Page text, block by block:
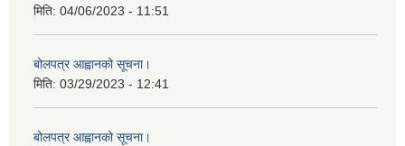
मिति: 04/06/2023 - 11:51
बोलपत्र आह्वानको सूचना।
मिति: 03/29/2023 - 12:41
बोलपत्र आह्वानको सूचना।